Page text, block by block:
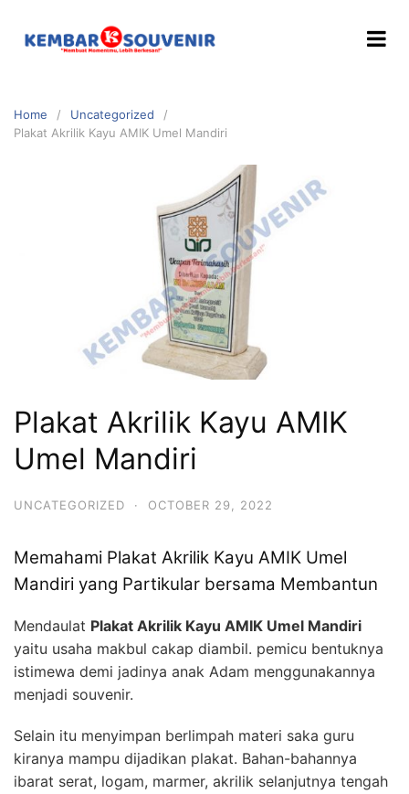
Home
Uncategorized
Plakat Akrilik Kayu AMIK Umel Mandiri
Plakat Akrilik Kayu AMIK
Umel Mandiri
UNCATEGORIZED · OCTOBER 29, 2022
Memahami Plakat Akrilik Kayu AMIK Umel
Mandiri yang Partikular bersama Membantun
Mendaulat Plakat Akrilik Kayu AMIK Umel Mandiri
yaitu usaha makbul cakap diambil. pemicu bentuknya
istimewa demi jadinya anak Adam menggunakannya
menjadi souvenir.
Selain itu menyimpan berlimpah materi saka guru
kiranya mampu dijadikan plakat. Bahan-bahannya
ibarat serat, logam, marmer, akrilik selanjutnya tengah